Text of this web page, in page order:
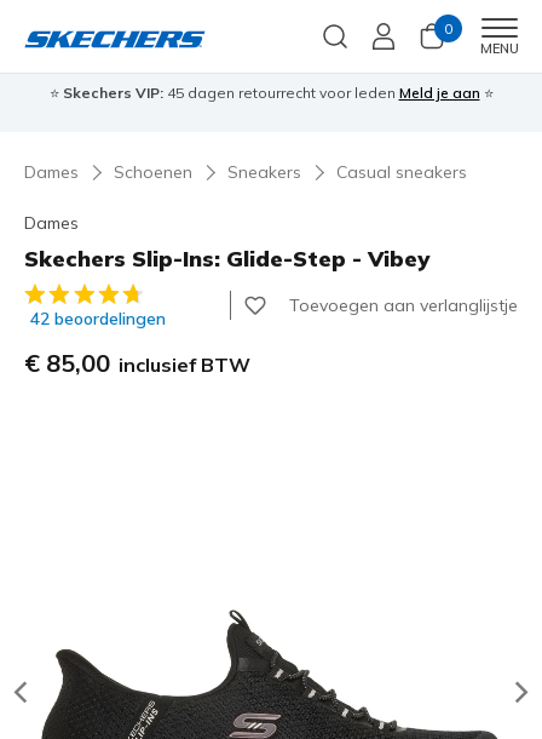
0
MENU
⭐ Skechers VIP:45 dagen retourrecht voor leden Meld je aan ⭐
Dames Schoenen Sneakers Casual sneakers
Dames
Skechers Slip-Ins: Glide-Step - Vibey
4,3 van de 5 klantbeoordelingen
42 beoordelingen
Toevoegen aan verlanglijstje
€ 85,00 inclusief BTW